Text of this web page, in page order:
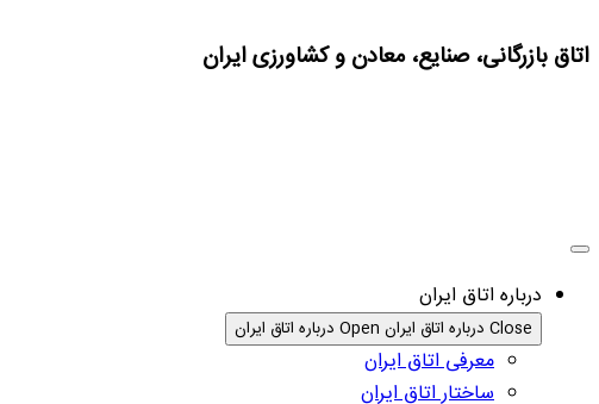
اتاق بازرگانی، صنایع، معادن و کشاورزی ایران
درباره اتاق ایران
Close درباره اتاق ایران Open درباره اتاق ایران
معرفی اتاق ایران
ساختار اتاق ایران